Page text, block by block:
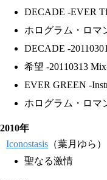
DECADE -EVER
ホログラム・ロマ
DECADE -
希望 -20110313
EVER GREEN -
ホログラム・ロマ
2010年
Iconostasis （葉月ゆら）
聖なる激情